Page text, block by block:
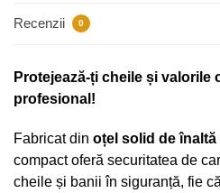
Recenzii 0
Protejează-ți cheile și valorile
profesional!
Fabricat din oțel solid de înaltă
compact oferă securitatea de
cheile și banii în siguranță, fie